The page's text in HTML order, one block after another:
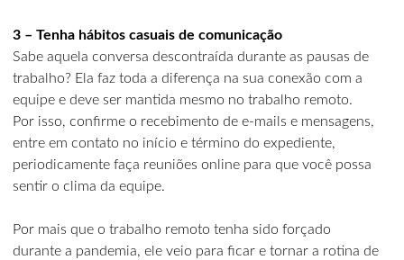
3 – Tenha hábitos casuais de comunicação
Sabe aquela conversa descontraída durante as pausas de
trabalho? Ela faz toda a diferença na sua conexão com a
equipe e deve ser mantida mesmo no trabalho remoto.
Por isso, confirme o recebimento de e-mails e mensagens,
entre em contato no início e término do expediente,
periodicamente faça reuniões online para que você possa
sentir o clima da equipe.
Por mais que o trabalho remoto tenha sido forçado
durante a pandemia, ele veio para ficar e tornar a rotina de